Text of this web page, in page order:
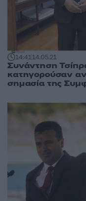
14:4114.05.21
Συνάντηση
κατηγορούσαν
σημασία της